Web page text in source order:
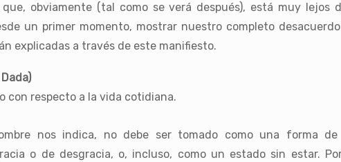
obviamente (tal como se verá después), está muy lejos
un primer momento, mostrar nuestro completo
explicadas a través de este manifiesto.
con respecto a la vida cotidiana.
nos indica, no debe ser tomado como una forma
o de desgracia, o, incluso, como un estado sin estar.